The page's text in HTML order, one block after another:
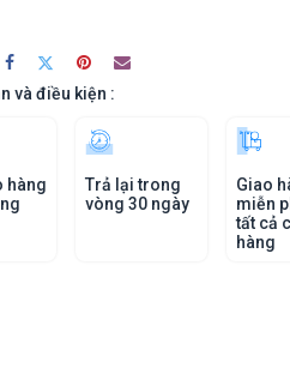
và điều kiện :
hàng
Trả lại trong
vòng 30 ngày
Giao
miễn
tất cả
hàng